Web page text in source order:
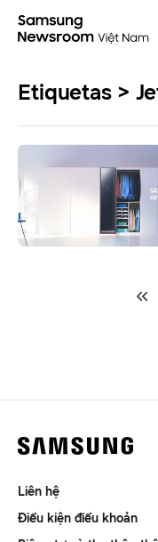
Etiquetas >
Liên hệ
Điều kiện điều khoản